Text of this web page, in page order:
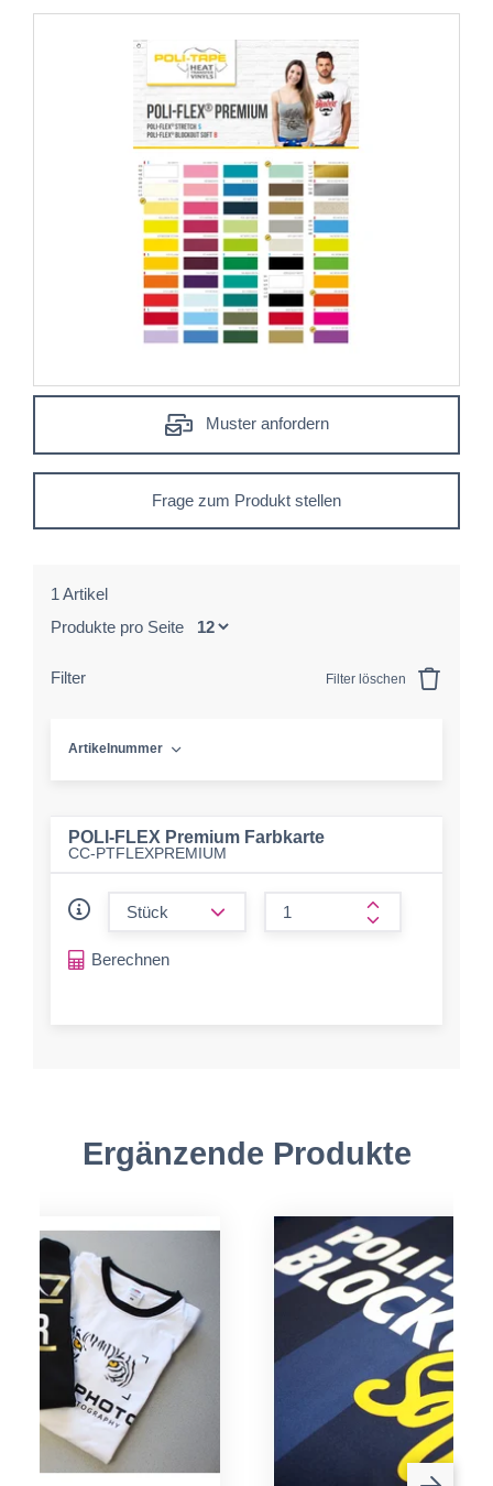
Muster anfordern
Frage zum Produkt stellen
1 Artikel
Produkte pro Seite
Filter Filter löschen
Artikelnummer
POLI-FLEX Premium Farbkarte
CC-PTFLEXPREMIUM
form.increase-
Berechnen
Ergänzende Produkte